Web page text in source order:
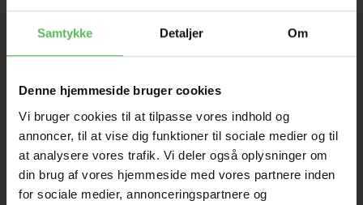
Samtykke Detaljer Om
Denne hjemmeside bruger cookies
Vi bruger cookies til at tilpasse vores indhold og
annoncer, til at vise dig funktioner til sociale medier og til
at analysere vores trafik. Vi deler også oplysninger om
din brug af vores hjemmeside med vores partnere inden
for sociale medier, annonceringspartnere og
SAT NED
Tilbud GÆLDER IKKE
I FYSISK BUTIKKERE